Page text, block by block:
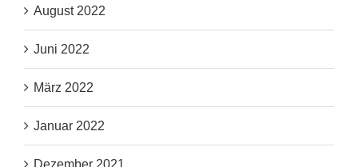
August 2022
Juni 2022
März 2022
Januar 2022